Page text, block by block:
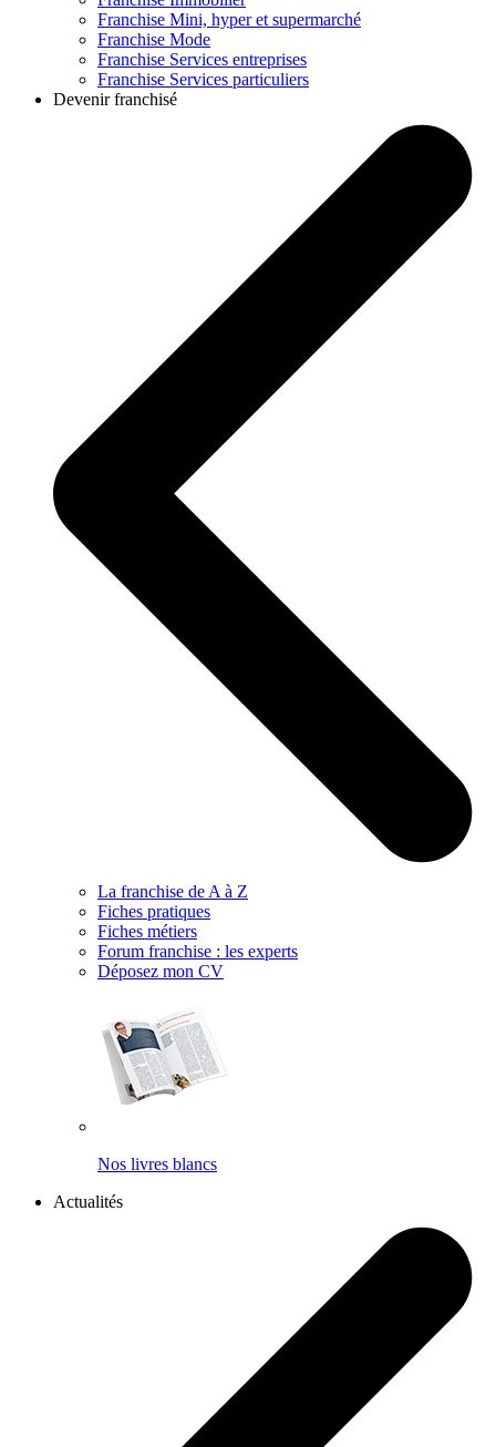
Franchise Mini, hyper et supermarché
Franchise Mode
Franchise Services entreprises
Franchise Services particuliers
Devenir franchisé
La franchise de A à Z
Fiches pratiques
Fiches métiers
Forum franchise : les experts
Déposez mon CV
Nos livres blancs
Actualités